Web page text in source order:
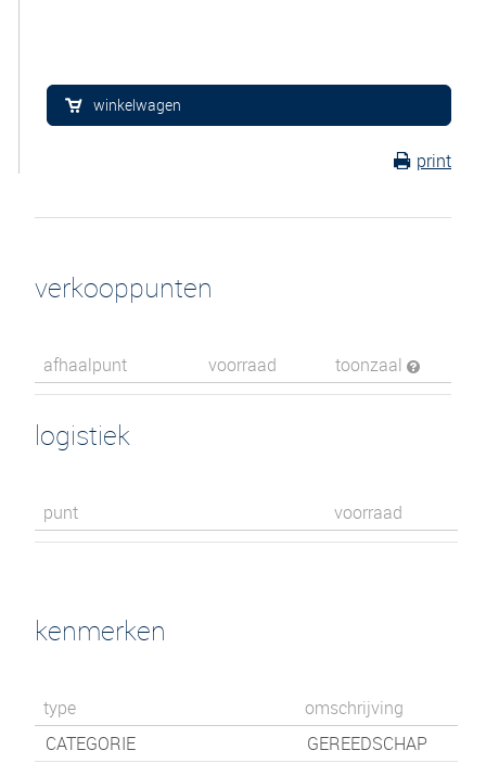
winkelwagen
print
verkooppunten
afhaalpunt voorraad toonzaal
logistiek
punt voorraad
kenmerken
type
omschrijving
CATEGORIE
GEREEDSCHAP